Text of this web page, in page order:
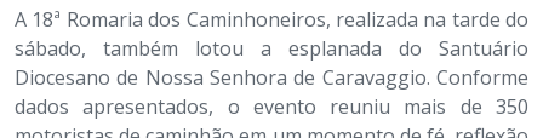
A 18ª Romaria dos Caminhoneiros, realizada na tarde do
sábado, também lotou a esplanada do Santuário
Diocesano de Nossa Senhora de Caravaggio. Conforme
dados apresentados, o evento reuniu mais de 350